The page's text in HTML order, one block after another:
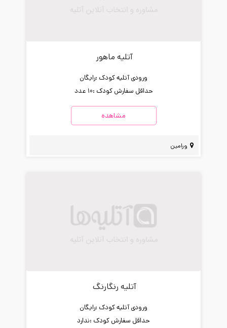
آتلیه ماهور
ورودی آتلیه کودک :رایگان
حداقل سفارش کودک :10 عدد
مشاهده
ورامین
آتلیه رنگارنگ
ورودی آتلیه کودک :رایگان
حداقل سفارش کودک :ندارد